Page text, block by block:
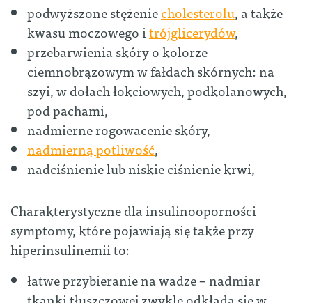
podwyższone stężeniecholesterolu, a także
kwasu moczowego itrójglicerydów,
przebarwienia skóry o kolorze
ciemnobrązowym w fałdach skórnych: na
szyi, w dołach łokciowych, podkolanowych,
pod pachami,
nadmierne rogowacenie skóry,
nadmierną potliwość,
nadciśnienie lub niskie ciśnienie krwi,
Charakterystyczne dla insulinooporności
symptomy, które pojawiają się także przy
hiperinsulinemii to:
łatwe przybieranie na wadze – nadmiar